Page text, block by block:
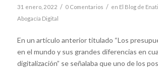
31 enero, 2022 / 0 Comentarios / en El Blog de
Abogacía Digital
En un artículo anterior titulado “Los
en el mundo y sus grandes diferencias en
digitalización” se señalaba que uno de los